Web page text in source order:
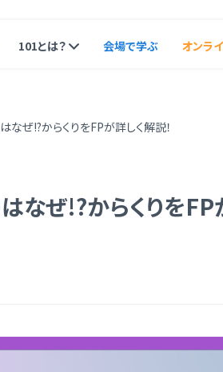
101とは？ 会場で学ぶ オンラ
ぜ!?からくりをFPが詳しく解説！
なぜ!?からくりをFP